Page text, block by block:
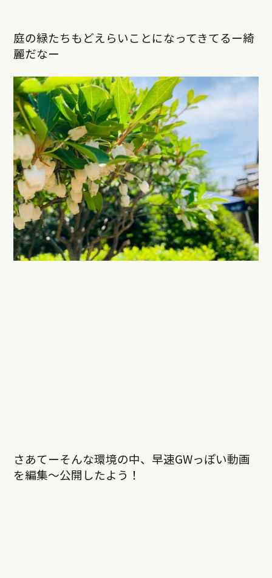
庭の緑たちもどえらいことになってきてるー綺
麗だなー
さあてーそんな環境の中、早速GWっぽい動画
を編集〜公開したよう！